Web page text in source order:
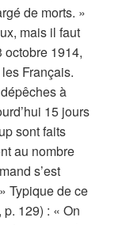
de morts. »
mais il faut
octobre 1914,
Français.
à
15 jours
sont faits
au nombre
s’est
Typique de ce
129) : « On